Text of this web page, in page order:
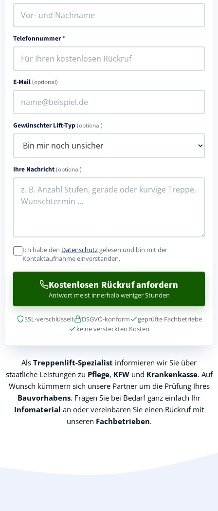
Telefonnummer*
E-Mail(optional)
Gewünschter Lift-Typ(optional)
Ihre Nachricht(optional)
Ich habe den Datenschutzgelesen und bin mit der
Kontaktaufnahme einverstanden.
Kostenlosen Rückruf anfordern
Antwort meist innerhalb weniger Stunden
SSL-verschlüsselt DSGVO-konform
geprüfte Fachbetriebe
keine versteckten Kosten
Als Treppenlift-Spezialist informieren wir Sie über
staatliche Leistungen zu Pflege, KFWund Krankenkasse. Auf
Wunsch kümmern sich unsere Partner um die Prüfung Ihres
Bauvorhabens. Fragen Sie bei Bedarf ganz einfach Ihr
Infomaterial an oder vereinbaren Sie einen Rückruf mit
unseren Fachbetrieben.